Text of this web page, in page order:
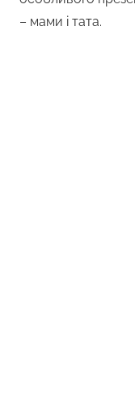
– мами і тата.